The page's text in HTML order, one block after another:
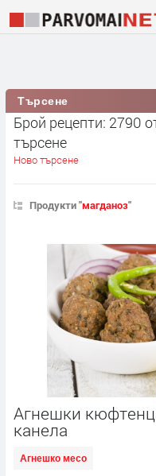
Търсене
Брой рецепти: 2790
търсене
Ново търсене
Продукти "магданоз"
Агнешки
канела
Агнешко месо